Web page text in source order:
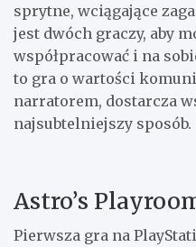
sprytne, wciągające
jest dwóch graczy, aby
współpracować i na
to gra o wartości
narratorem, dostarcza
najsubtelniejszy sposób.
Astro’s
Pierwsza gra na